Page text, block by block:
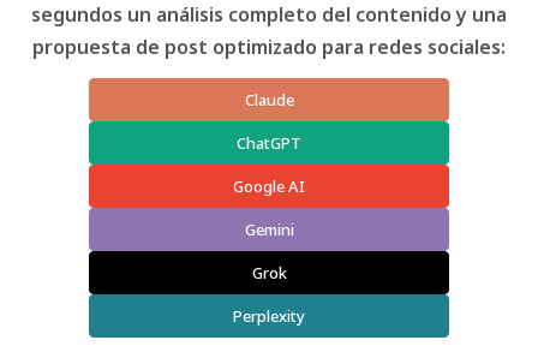
segundos un análisis completo del contenido y una
propuesta de post optimizado para redes sociales:
Claude
ChatGPT
Google AI
Gemini
Grok
Perplexity